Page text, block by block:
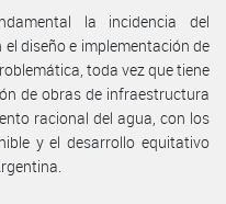
la incidencia del
el diseño e implementación de
toda vez que tiene
de obras de infraestructura
racional del agua, con los
y el desarrollo equitativo